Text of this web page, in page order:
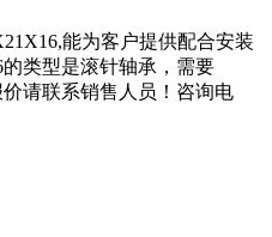
能为客户提供配合安装
类型是滚针轴承，需要
请联系销售人员！咨询电